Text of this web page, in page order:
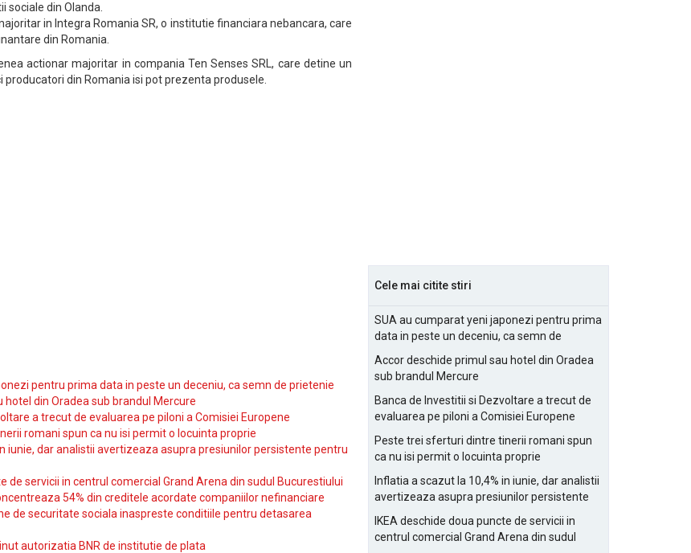
sociale din Olanda.
in Integra Romania SR, o institutie financiara nebancara, care
din Romania.
actionar majoritar in compania Ten Senses SRL, care detine un
producatori din Romania isi pot prezenta produsele.
pentru prima data in peste un deceniu, ca semn de prietenie
hotel din Oradea sub brandul Mercure
a trecut de evaluarea pe piloni a Comisiei Europene
romani spun ca nu isi permit o locuinta proprie
iunie, dar analistii avertizeaza asupra presiunilor persistente pentru
de servicii in centrul comercial Grand Arena din sudul Bucurestiului
54% din creditele acordate companiilor nefinanciare
de securitate sociala inaspreste conditiile pentru detasarea
autorizatia BNR de institutie de plata
Cele mai citite stiri
SUA au cumparat yeni japonezi pentru prima
data in peste un deceniu, ca semn de
Accor deschide primul sau hotel din Oradea
sub brandul Mercure
Banca de Investitii si Dezvoltare a trecut de
evaluarea pe piloni a Comisiei Europene
Peste trei sferturi dintre tinerii romani spun
ca nu isi permit o locuinta proprie
Inflatia a scazut la 10,4% in iunie, dar analistii
avertizeaza asupra presiunilor persistente
IKEA deschide doua puncte de servicii in
centrul comercial Grand Arena din sudul